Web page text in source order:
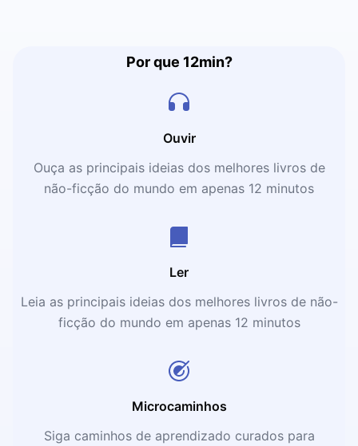
Por que 12min?
Ouvir
Ouça as principais ideias dos melhores livros de
não-ficção do mundo em apenas 12 minutos
Ler
Leia as principais ideias dos melhores livros de não-
ficção do mundo em apenas 12 minutos
Microcaminhos
Siga caminhos de aprendizado curados para